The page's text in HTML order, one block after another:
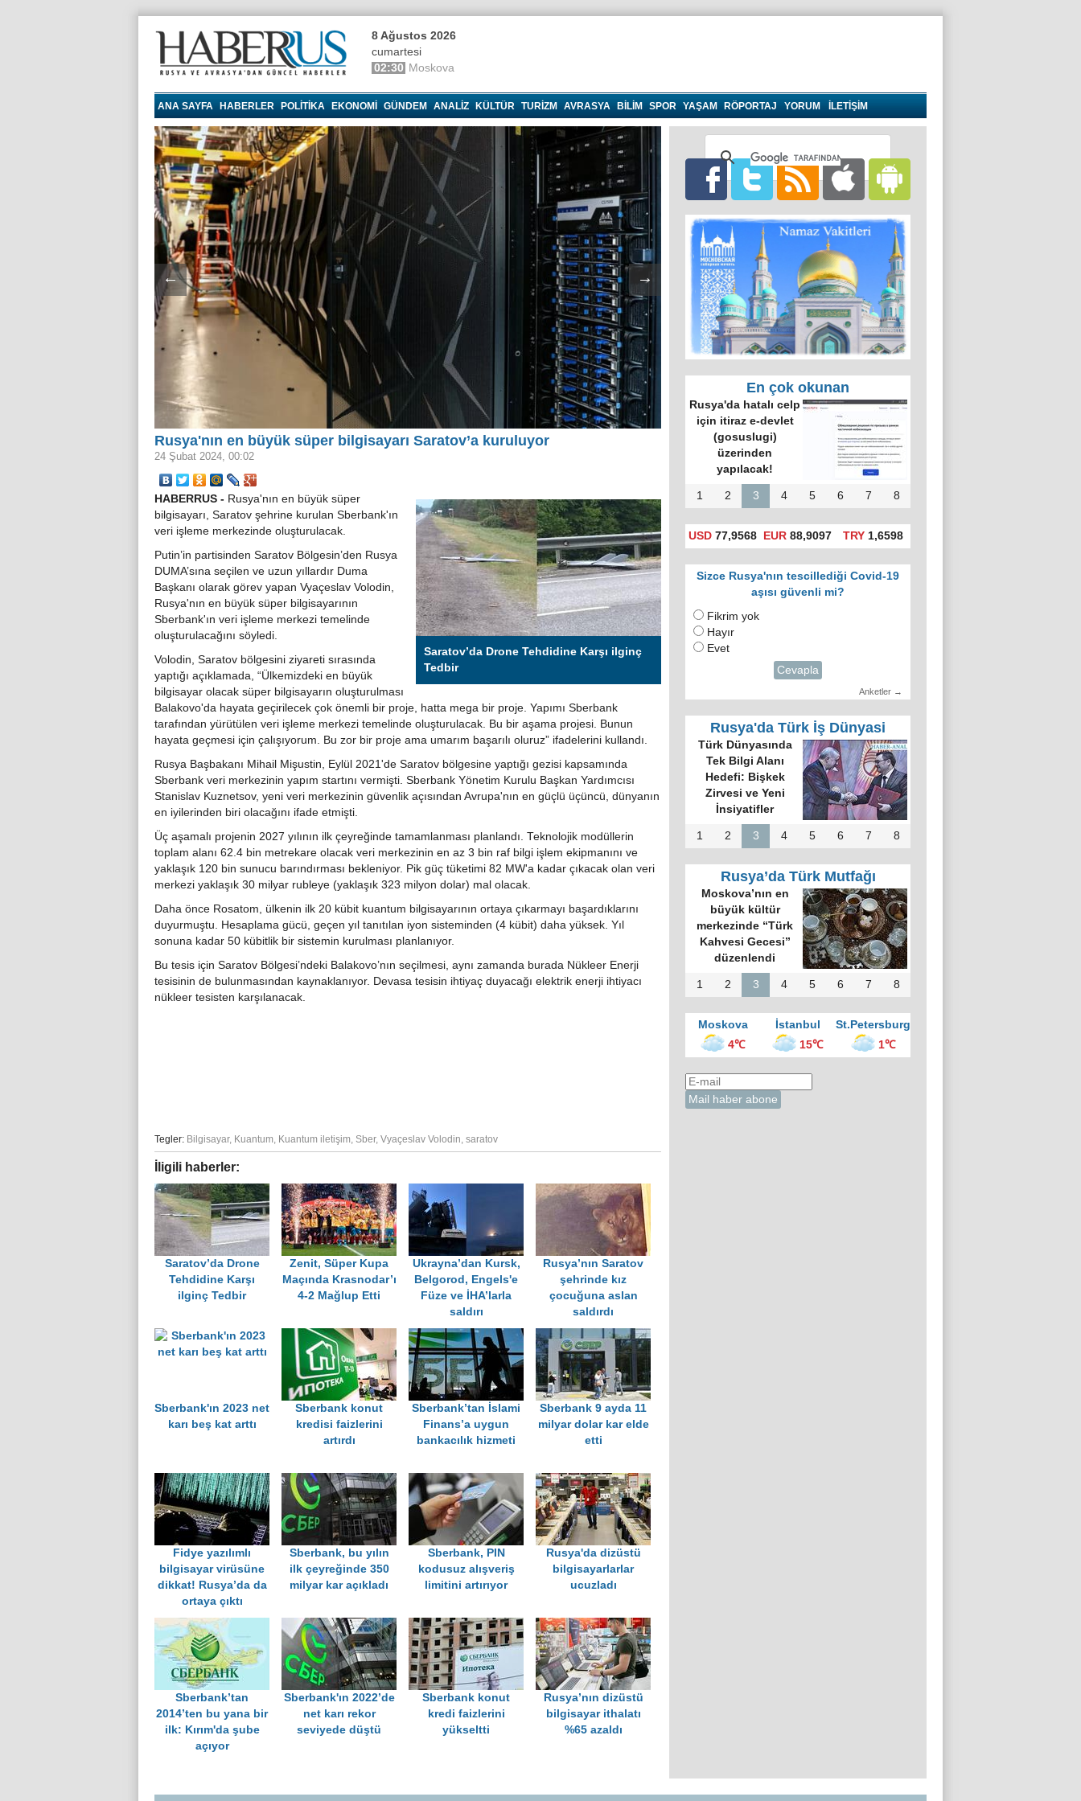
8 Ağustos 2026
cumartesi
02:30 Moskova
ANA SAYFA HABERLER POLITIKA EKONOMI GÜNDEM ANALIZ KÜLTÜR TURIZM AVRASYA BILIM SPOR YAŞAM RÖPORTAJ YORUM İLETİŞİM
← →
Rusya'nın en büyük süper bilgisayarı Saratov’a kuruluyor
24 Şubat 2024, 00:02
Saratov’da Drone Tehdidine Karşı ilginç
Tedbir
HABERRUS - Rusya'nın en büyük süper
bilgisayarı, Saratov şehrine kurulan Sberbank'ın
veri işleme merkezinde oluşturulacak.
Putin’in partisinden Saratov Bölgesin’den Rusya
DUMA’sına seçilen ve uzun yıllardır Duma
Başkanı olarak görev yapan Vyaçeslav Volodin,
Rusya'nın en büyük süper bilgisayarının
Sberbank'ın veri işleme merkezi temelinde
oluşturulacağını söyledi.
Volodin, Saratov bölgesini ziyareti sırasında
yaptığı açıklamada, “Ülkemizdeki en büyük
bilgisayar olacak süper bilgisayarın oluşturulması
Balakovo'da hayata geçirilecek çok önemli bir proje, hatta mega bir proje. Yapımı Sberbank
tarafından yürütülen veri işleme merkezi temelinde oluşturulacak. Bu bir aşama projesi. Bunun
hayata geçmesi için çalışıyorum. Bu zor bir proje ama umarım başarılı oluruz” ifadelerini kullandı.
Rusya Başbakanı Mihail Mişustin, Eylül 2021'de Saratov bölgesine yaptığı gezisi kapsamında
Sberbank veri merkezinin yapım startını vermişti. Sberbank Yönetim Kurulu Başkan Yardımcısı
Stanislav Kuznetsov, yeni veri merkezinin güvenlik açısından Avrupa'nın en güçlü üçüncü, dünyanın
en iyilerinden biri olacağını ifade etmişti.
Üç aşamalı projenin 2027 yılının ilk çeyreğinde tamamlanması planlandı. Teknolojik modüllerin
toplam alanı 62.4 bin metrekare olacak veri merkezinin en az 3 bin raf bilgi işlem ekipmanını ve
yaklaşık 120 bin sunucu barındırması bekleniyor. Pik güç tüketimi 82 MW'a kadar çıkacak olan veri
merkezi yaklaşık 30 milyar rubleye (yaklaşık 323 milyon dolar) mal olacak.
Daha önce Rosatom, ülkenin ilk 20 kübit kuantum bilgisayarının ortaya çıkarmayı başardıklarını
duyurmuştu. Hesaplama gücü, geçen yıl tanıtılan iyon sisteminden (4 kübit) daha yüksek. Yıl
sonuna kadar 50 kübitlik bir sistemin kurulması planlanıyor.
Bu tesis için Saratov Bölgesi’ndeki Balakovo’nın seçilmesi, aynı zamanda burada Nükleer Enerji
tesisinin de bulunmasından kaynaklanıyor. Devasa tesisin ihtiyaç duyacağı elektrik enerji ihtiyacı
nükleer tesisten karşılanacak.
Tegler: Bilgisayar, Kuantum, Kuantum iletişim, Sber, Vyaçeslav Volodin, saratov
İligili haberler:
Saratov’da Drone
Tehdidine Karşı
ilginç Tedbir
Zenit, Süper Kupa
Maçında Krasnodar’ı
4-2 Mağlup Etti
Ukrayna’dan Kursk,
Belgorod, Engels'e
Füze ve İHA’larla
saldırı
Rusya’nın Saratov
şehrinde kız
çocuğuna aslan
saldırdı
Sberbank'ın 2023 net
karı beş kat arttı
Sberbank konut
kredisi faizlerini
artırdı
Sberbank’tan İslami
Finans’a uygun
bankacılık hizmeti
Sberbank 9 ayda 11
milyar dolar kar elde
etti
Fidye yazılımlı
bilgisayar virüsüne
dikkat! Rusya’da da
ortaya çıktı
Sberbank, bu yılın
ilk çeyreğinde 350
milyar kar açıkladı
Sberbank, PIN
kodusuz alışveriş
limitini artırıyor
Rusya'da dizüstü
bilgisayarlarlar
ucuzladı
Sberbank’tan
2014’ten bu yana bir
ilk: Kırım'da şube
açıyor
Sberbank'ın 2022’de
net karı rekor
seviyede düştü
Sberbank konut
kredi faizlerini
yükseltti
Rusya’nın dizüstü
bilgisayar ithalatı
%65 azaldı
En çok okunan
Rusya'da hatalı celp
için itiraz e-devlet
(gosuslugi)
üzerinden
yapılacak!
1 2 3 4 5 6 7 8
USD 77,9568 EUR 88,9097 TRY1,6598
Sizce Rusya'nın tescillediği Covid-19
aşısı güvenli mi?
Fikrim yok
Hayır
Evet
Cevapla
Anketler →
Rusya'da Türk İş Dünyasi
Türk Dünyasında
Tek Bilgi Alanı
Hedefi: Bişkek
Zirvesi ve Yeni
İnsiyatifler
1 2 3 4 5 6 7 8
Rusya’da Türk Mutfağı
Moskova’nın en
büyük kültür
merkezinde “Türk
Kahvesi Gecesi”
düzenlendi
1 2 3 4 5 6 7 8
Moskova İstanbul
St.Petersburg
4℃
15℃ 1℃